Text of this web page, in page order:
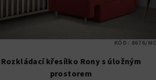
Rozkládací křesílko Rony s úložným
prostorem
KÓD: 8676/